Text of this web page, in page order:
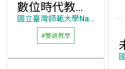
數位時代教學新利器-COOL Chinese華語文尖端學習平台
國立臺灣師範大學National Taiwan Normal University
#雙語教學